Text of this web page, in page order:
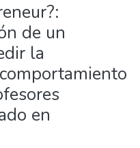
de un
la
en